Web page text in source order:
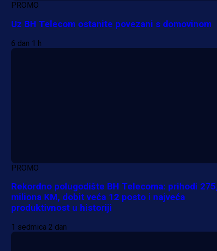
PROMO
Uz BH Telecom ostanite povezani s domovinom
6 dan 1 h
PROMO
Rekordno polugodište BH Telecoma: prihodi
miliona KM, dobit veća 12 posto i najveća
produktivnost u historiji
1 sedmica 2 dan